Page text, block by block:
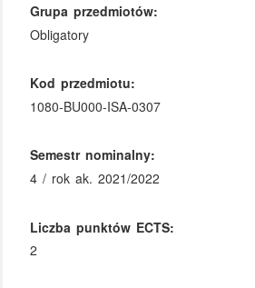
Grupa przedmiotów:
Obligatory
Kod przedmiotu:
1080-BU000-ISA-0307
Semestr nominalny:
4 / rok ak. 2021/2022
Liczba punktów ECTS:
2